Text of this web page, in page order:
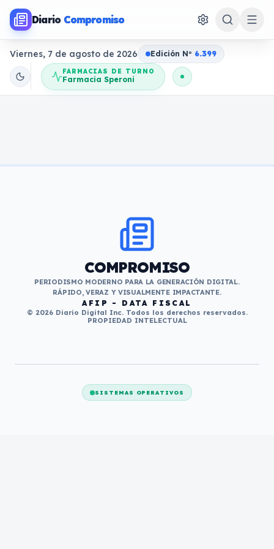
Diario Compromiso
Viernes, 7 de agosto de 2026 Edición No 6.399
FARMACIAS DE TURNO
Farmacia Speroni
COMPROMISO
PERIODISMO MODERNO PARA LA GENERACIÓN DIGITAL.
RÁPIDO, VERAZ Y VISUALMENTE IMPACTANTE.
AFIP - DATA FISCAL
© 2026 Diario Digital Inc. Todos los derechos reservados.
PROPIEDAD INTELECTUAL
SISTEMAS OPERATIVOS